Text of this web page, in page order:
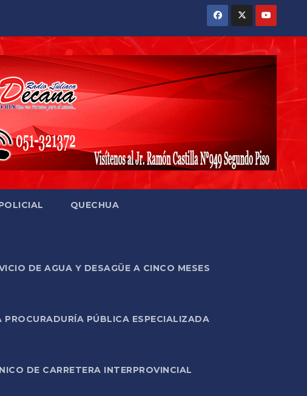
QUECHUA
DE AGUA Y DESAGÜE A CINCO MESES
PROCURADURÍA PÚBLICA ESPECIALIZADA
DE CARRETERA INTERPROVINCIAL